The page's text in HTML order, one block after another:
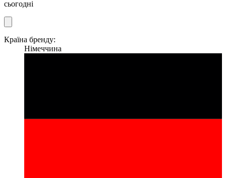
сьогодні
Країна бренду:
Німеччина